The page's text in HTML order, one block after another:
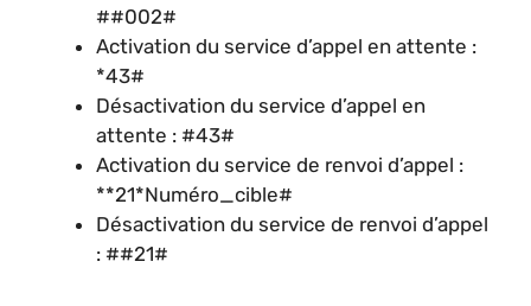
##002#
Activation du service d’appel en attente :
*43#
Désactivation du service d’appel en
attente : #43#
Activation du service de renvoi d’appel :
**21*Numéro_cible#
Désactivation du service de renvoi d’appel
: ##21#